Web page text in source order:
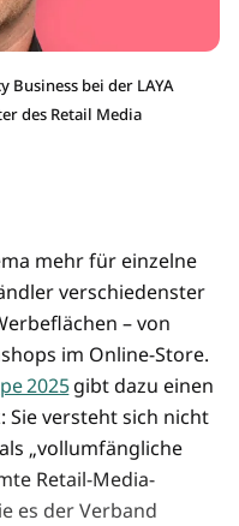
Business bei der LAYA
des Retail Media
mehr für einzelne
verschiedenster
– von
im Online-Store.
2025gibt dazu einen
Sie versteht sich nicht
„vollumfängliche
Retail-Media-
es der Verband